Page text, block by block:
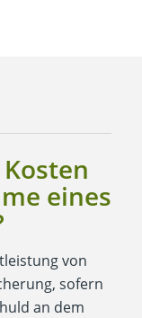
eines
von
sofern
an dem